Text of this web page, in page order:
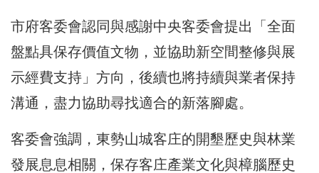
市府客委會認同與感謝中央客委會提出「全面
盤點具保存價值文物，並協助新空間整修與展
示經費支持」方向，後續也將持續與業者保持
溝通，盡力協助尋找適合的新落腳處。
客委會強調，東勢山城客庄的開墾歷史與林業
發展息息相關，保存客庄產業文化與樟腦歷史